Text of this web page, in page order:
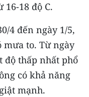
18 độ C.
4 đến ngày 1/5,
mưa to. Từ ngày
thấp nhất phổ
có khả năng
mạnh.